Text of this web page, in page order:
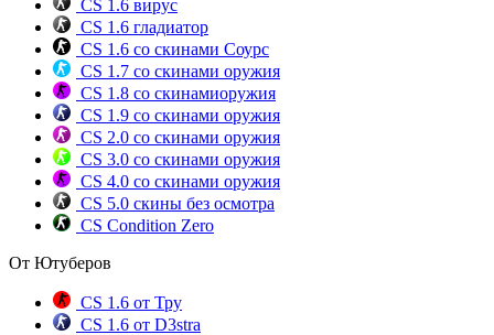
CS 1.6 вирус
CS 1.6 гладиатор
CS 1.6 со скинами Соурс
CS 1.7 со скинами оружия
CS 1.8 со скинамиоружия
CS 1.9 со скинами оружия
CS 2.0 со скинами оружия
CS 3.0 со скинами оружия
CS 4.0 со скинами оружия
CS 5.0 скины без осмотра
CS Condition Zero
От Ютуберов
CS 1.6 от Тру
CS 1.6 от D3stra